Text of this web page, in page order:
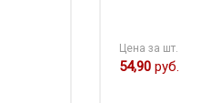
Цена за шт.
54,90 руб.